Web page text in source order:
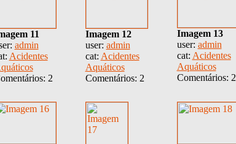
11
admin
Acidentes
2
Imagem 12
user: admin
cat: Acidentes
Aquáticos
Comentários: 2
Imagem 13
user: admin
cat: Acidentes
Aquáticos
Comentários: 2